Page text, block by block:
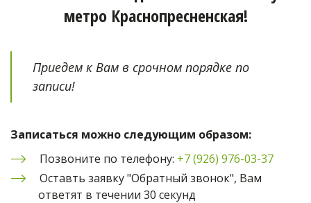
метро Краснопресненская!
Приедем к Вам в срочном порядке по
записи!
Записаться можно следующим образом:
Позвоните по телефону: +7 (926) 976-03-37
Оставть заявку "Обратный звонок", Вам
ответят в течении 30 секунд